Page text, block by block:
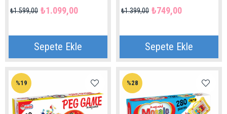
Parça 3 Yaş üzeri | Dede
₺1.099,00
₺1.599,00
Sepete Ekle
₺749,00
₺1.399,00
Sepete Ekle
%19 %28